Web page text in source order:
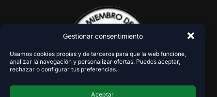
Gestionar consentimiento
Usamos cookies propias y de terceros para que la web funcione,
analizar la navegación y personalizar ofertas. Puedes aceptar,
rechazar o configurar tus preferencias.
Aceptar